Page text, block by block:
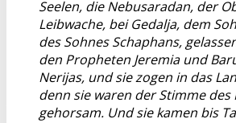
Seelen, die Nebusaradan, der
Leibwache, bei Gedalja, dem
des Sohnes Schaphans,
den Propheten Jeremia und
Nerijas, und sie zogen in das
denn sie waren der Stimme des
gehorsam. Und sie kamen bis